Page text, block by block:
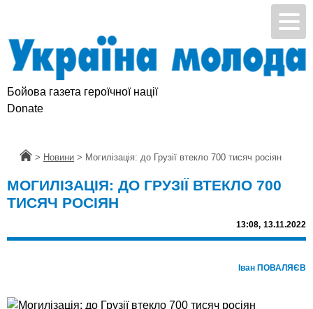
Бойова газета героїчної нації
Donate
Головна
> Новини > Могилізація: до Грузії втекло 700 тисяч росіян
МОГИЛІЗАЦІЯ: ДО ГРУЗІЇ ВТЕКЛО 700
ТИСЯЧ РОСІЯН
13:08, 13.11.2022
Іван ПОВАЛЯЄВ